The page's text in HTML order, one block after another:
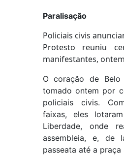
Paralisação
Policiais civis
Protesto reuniu
manifestantes,
O coração de
tomado ontem por
policiais civis.
faixas, eles
Liberdade, onde
assembleia, e, de
passeata até a praça